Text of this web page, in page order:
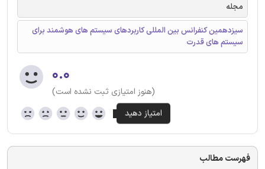
مجله
سیزدهمین کنفرانس بین المللی کاربردهای سیستم های هوشمند برای
سیستم های قدرت
۰.۰
(هنوز امتیازی ثبت نشده است)
فهرست مطالب